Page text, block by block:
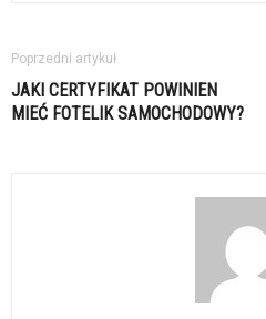
Poprzedni artykuł
JAKI CERTYFIKAT POWINIEN
MIEĆ FOTELIK SAMOCHODOWY?